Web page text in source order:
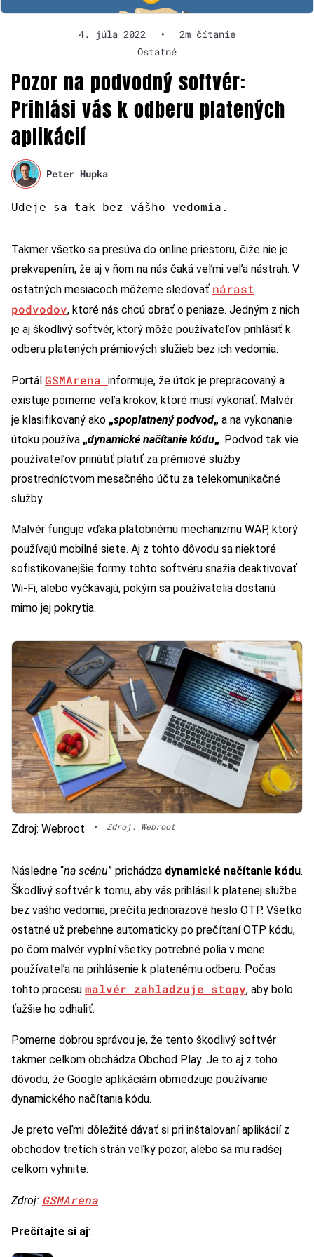
4. júla 2022 •
2m čítanie
Ostatné
Pozor na podvodný softvér:
Prihlási vás k odberu platených
aplikácií
Peter Hupka
Udeje sa tak bez vášho vedomia.
Takmer všetko sa presúva do online priestoru, čiže nie je
prekvapením, že aj v ňom na nás čaká veľmi veľa nástrah. V
ostatných mesiacoch môžeme sledovať nárast
podvodov, ktoré nás chcú obrať o peniaze. Jedným z nich
je aj škodlivý softvér, ktorý môže používateľov prihlásiť k
odberu platených prémiových služieb bez ich vedomia.
Portál GSMArena informuje, že útok je prepracovaný a
existuje pomerne veľa krokov, ktoré musí vykonať. Malvér
je klasifikovaný ako „spoplatnený podvod„ a na vykonanie
útoku používa „dynamické načítanie kódu„. Podvod tak vie
používateľov prinútiť platiť za prémiové služby
prostredníctvom mesačného účtu za telekomunikačné
služby.
Malvér funguje vďaka platobnému mechanizmu WAP, ktorý
používajú mobilné siete. Aj z tohto dôvodu sa niektoré
sofistikovanejšie formy tohto softvéru snažia deaktivovať
Wi-Fi, alebo vyčkávajú, pokým sa používatelia dostanú
mimo jej pokrytia.
Zdroj: Webroot • Zdroj: Webroot
Následne “na scénu” prichádza dynamické načítanie kódu.
Škodlivý softvér k tomu, aby vás prihlásil k platenej službe
bez vášho vedomia, prečíta jednorazové heslo OTP. Všetko
ostatné už prebehne automaticky po prečítaní OTP kódu,
po čom malvér vyplní všetky potrebné polia v mene
používateľa na prihlásenie k platenému odberu. Počas
tohto procesu malvér zahladzuje stopy, aby bolo
ťažšie ho odhaliť.
Pomerne dobrou správou je, že tento škodlivý softvér
takmer celkom obchádza Obchod Play. Je to aj z toho
dôvodu, že Google aplikáciám obmedzuje používanie
dynamického načítania kódu.
Je preto veľmi dôležité dávať si pri inštalovaní aplikácií z
obchodov tretích strán veľký pozor, alebo sa mu radšej
celkom vyhnite.
Zdroj: GSMArena
Prečítajte si aj: